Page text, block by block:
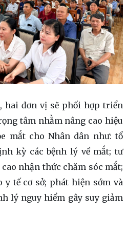
hai đơn vị sẽ phối hợp triển
tâm nhằm nâng cao hiệu
mắt cho Nhân dân như: tổ
kỳ các bệnh lý về mắt; tư
nhận thức chăm sóc mắt;
tế cơ sở; phát hiện sớm và
lý nguy hiểm gây suy giảm